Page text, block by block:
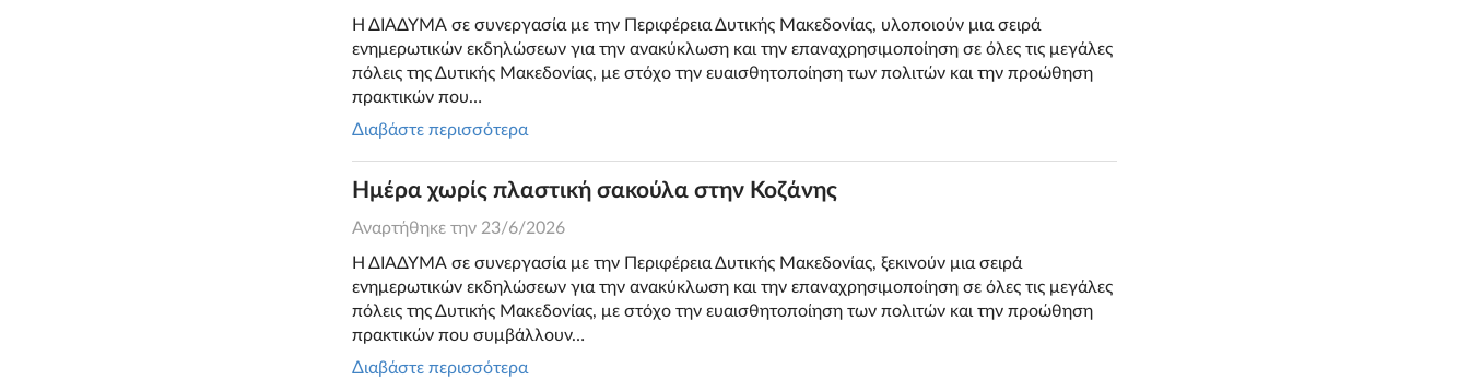
Η ΔΙΑΔΥΜΑ σε συνεργασία με την Περιφέρεια Δυτικής Μακεδονίας, υλοποιούν μια σειρά
ενημερωτικών εκδηλώσεων για την ανακύκλωση και την επαναχρησιμοποίηση σε όλες τις μεγάλες
πόλεις της Δυτικής Μακεδονίας, με στόχο την ευαισθητοποίηση των πολιτών και την προώθηση
πρακτικών που…
Διαβάστε περισσότερα
Ημέρα χωρίς πλαστική σακούλα στην Κοζάνης
Αναρτήθηκε την 23/6/2026
Η ΔΙΑΔΥΜΑ σε συνεργασία με την Περιφέρεια Δυτικής Μακεδονίας, ξεκινούν μια σειρά
ενημερωτικών εκδηλώσεων για την ανακύκλωση και την επαναχρησιμοποίηση σε όλες τις μεγάλες
πόλεις της Δυτικής Μακεδονίας, με στόχο την ευαισθητοποίηση των πολιτών και την προώθηση
πρακτικών που συμβάλλουν…
Διαβάστε περισσότερα